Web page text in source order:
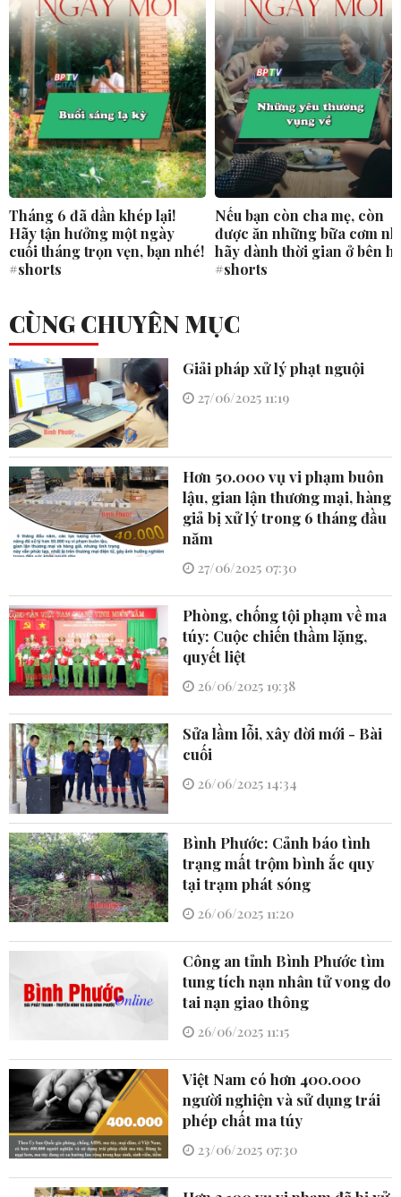
Tháng 6 đã dần khép lại!
Hãy tận hưởng một ngày
cuối tháng trọn vẹn, bạn nhé!
#shorts
Nếu bạn còn cha mẹ, còn
được ăn những bữa cơm
hãy dành thời gian ở bên
#shorts
CÙNG CHUYÊN MỤC
Giải pháp xử lý phạt nguội
27/06/2025 11:19
Hơn 50.000 vụ vi phạm buôn
lậu, gian lận thương mại, hàng
giả bị xử lý trong 6 tháng đầu
năm
27/06/2025 07:30
Phòng, chống tội phạm về ma
túy: Cuộc chiến thầm lặng,
quyết liệt
26/06/2025 19:38
Sửa lầm lỗi, xây đời mới - Bài
cuối
26/06/2025 14:34
Bình Phước: Cảnh báo tình
trạng mất trộm bình ắc quy
tại trạm phát sóng
26/06/2025 11:20
Công an tỉnh Bình Phước tìm
tung tích nạn nhân tử vong do
tai nạn giao thông
26/06/2025 11:15
Việt Nam có hơn 400.000
người nghiện và sử dụng trái
phép chất ma túy
23/06/2025 07:30